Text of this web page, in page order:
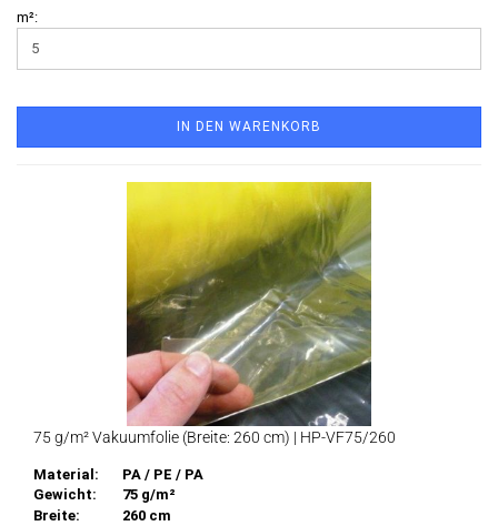
m²:
IN DEN WARENKORB
75 g/m² Vakuumfolie (Breite: 260 cm) | HP-VF75/260
Material:
PA / PE / PA
Gewicht:
75 g/m²
Breite:
260 cm